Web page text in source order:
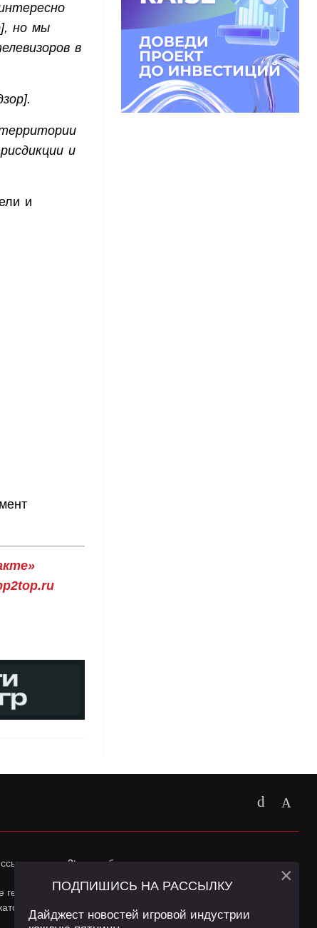
но мы
в
и
и
ссылка наapp2top.ruобязательна.
Пользователей сайта и сервис «Яндекс
вПолитике конфиденциальностии
ПОДПИШИСЬ НА РАССЫЛКУ
Дайджест новостей игровой индустрии
×